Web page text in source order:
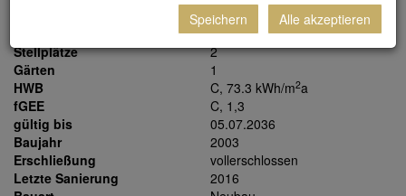
3
1
Stellplätze
2
Gärten
1
HWB
C, 73.3 kWh/m2a
fGEE
C, 1,3
gültig bis
05.07.2036
Baujahr
2003
Erschließung
vollerschlossen
Letzte Sanierung
2016
Speichern Alle akzeptieren